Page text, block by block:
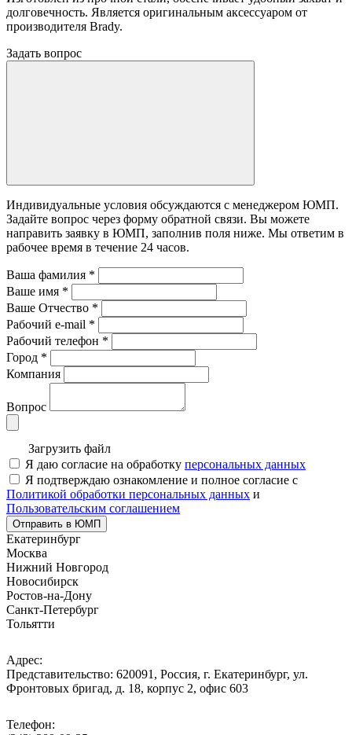
долговечность. Является оригинальным аксессуаром от
производителя Brady.
Задать вопрос
Индивидуальные условия обсуждаются с менеджером ЮМП.
Задайте вопрос через форму обратной связи. Вы можете
направить заявку в ЮМП, заполнив поля ниже. Mы ответим в
рабочее время в течение 24 часов.
Ваша фамилия *
Ваше имя *
Ваше Отчество *
Рабочий e-mail *
Рабочий телефон *
Город *
Компания
Вопрос
Загрузить файл
Я даю согласие на обработку персональных данных
Я подтверждаю ознакомление и полное согласие с
Политикой обработки персональных данных и
Пользовательским соглашением
Отправить в ЮМП
Екатеринбург
Москва
Нижний Новгород
Новосибирск
Ростов-на-Дону
Санкт-Петербург
Тольятти
Адрес:
Представительство: 620091, Россия, г. Екатеринбург, ул.
Фронтовых бригад, д. 18, корпус 2, офис 603
Телефон: